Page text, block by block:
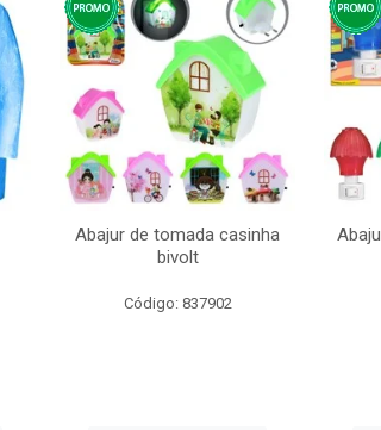
Abajur de tomada casinha
bivolt
Código: 837902